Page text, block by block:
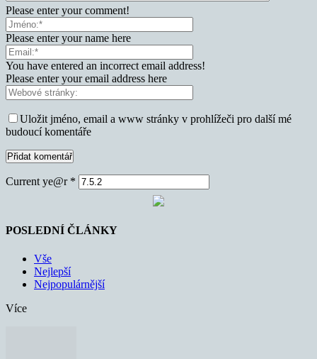
Please enter your comment!
Please enter your name here
You have entered an incorrect email address!
Please enter your email address here
Uložit jméno, email a www stránky v prohlížeči pro další mé
budoucí komentáře
Current ye@r *
POSLEDNÍ ČLÁNKY
Vše
Nejlepší
Nejpopulárnější
Více